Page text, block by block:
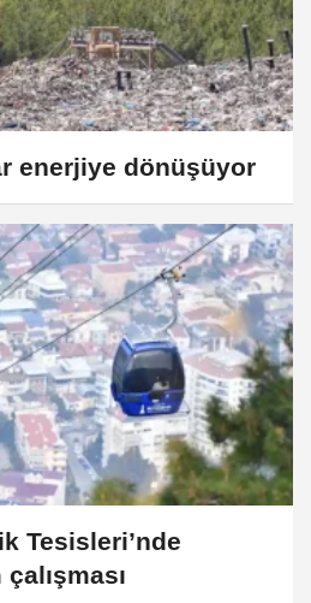
enerjiye dönüşüyor
Tesisleri’nde